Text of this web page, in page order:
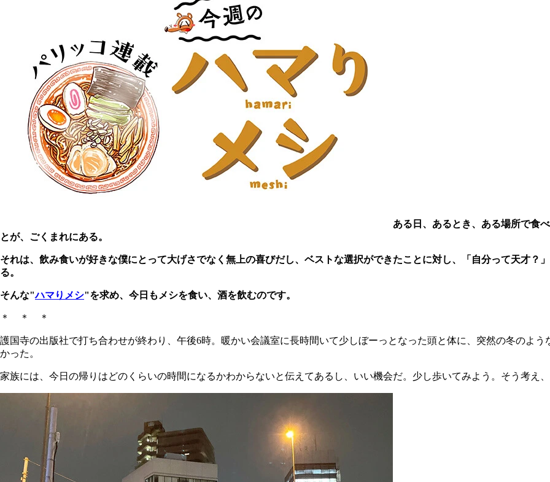
ある日、あるとき、ある場所で食
とが、ごくまれにある。
それは、飲み食いが好きな僕にとって大げさでなく無上の喜びだし、ベストな選択ができたことに対し、「自分って天才？
る。
そんな"ハマりメシ"を求め、今日もメシを食い、酒を飲むのです。
＊ ＊ ＊
護国寺の出版社で打ち合わせが終わり、午後6時。暖かい会議室に長時間いて少しぼーっとなった頭と体に、突然の冬のよ
かった。
家族には、今日の帰りはどのくらいの時間になるかわからないと伝えてあるし、いい機会だ。少し歩いてみよう。そう考え